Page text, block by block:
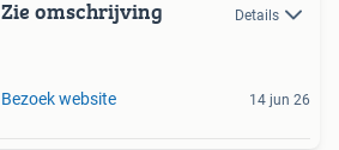
Zie omschrijving Details
Bezoek website 14 jun 26